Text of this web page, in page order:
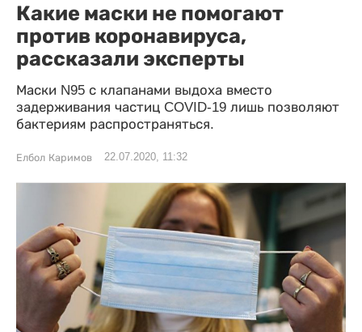
Какие маски не помогают
против коронавируса,
рассказали эксперты
Маски N95 с клапанами выдоха вместо
задерживания частиц COVID-19 лишь позволяют
бактериям распространяться.
Елбол Каримов 22.07.2020, 11:32